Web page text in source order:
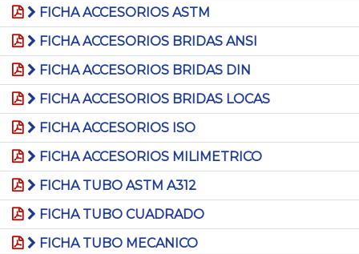
FICHA ACCESORIOS ASTM
FICHA ACCESORIOS BRIDAS ANSI
FICHA ACCESORIOS BRIDAS DIN
FICHA ACCESORIOS BRIDAS LOCAS
FICHA ACCESORIOS ISO
FICHA ACCESORIOS MILIMETRICO
FICHA TUBO ASTM A312
FICHA TUBO CUADRADO
FICHA TUBO MECANICO